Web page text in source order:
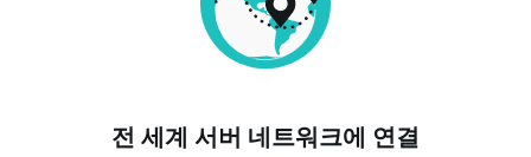
전 세계 서버 네트워크에 연결